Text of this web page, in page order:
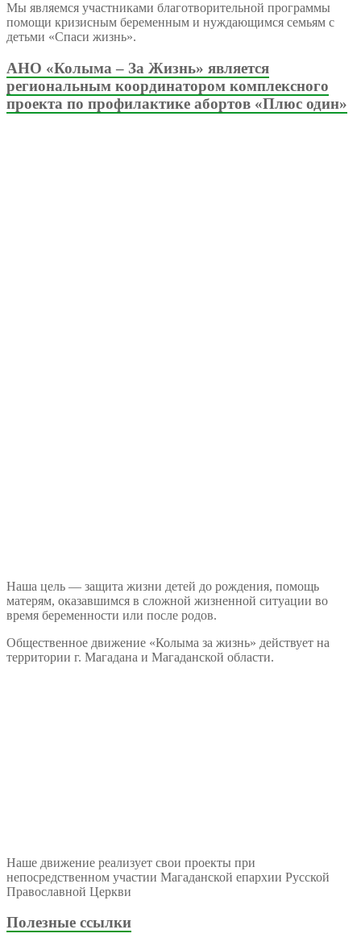
Мы являемся участниками благотворительной программы
помощи кризисным беременным и нуждающимся семьям с
детьми «Спаси жизнь».
АНО «Колыма – За Жизнь» является
региональным координатором комплексного
проекта по профилактике абортов «Плюс один»
Наша цель — защита жизни детей до рождения, помощь
матерям, оказавшимся в сложной жизненной ситуации во
время беременности или после родов.
Общественное движение «Колыма за жизнь» действует на
территории г. Магадана и Магаданской области.
Наше движение реализует свои проекты при
непосредственном участии Магаданской епархии Русской
Православной Церкви
Полезные ссылки